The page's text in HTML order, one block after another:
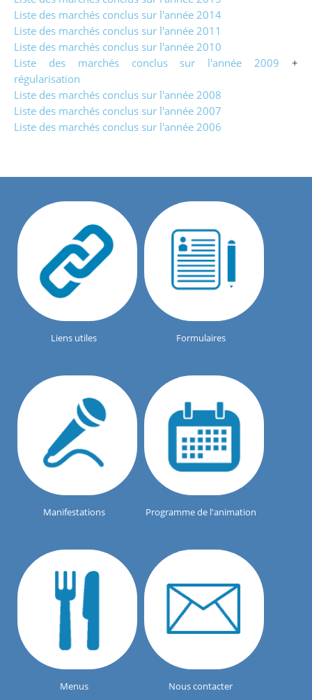
Liste des marchés conclus sur l'année 2014
Liste des marchés conclus sur l'année 2011
Liste des marchés conclus sur l'année 2010
Liste des marchés conclus sur l'année 2009 +
régularisation
Liste des marchés conclus sur l'année 2008
Liste des marchés conclus sur l'année 2007
Liste des marchés conclus sur l'année 2006
Liens utiles Formulaires
Manifestations Programme de l'animation
Menus Nous contacter